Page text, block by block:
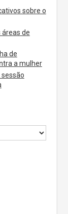
sobre o
áreas de
de
a mulher